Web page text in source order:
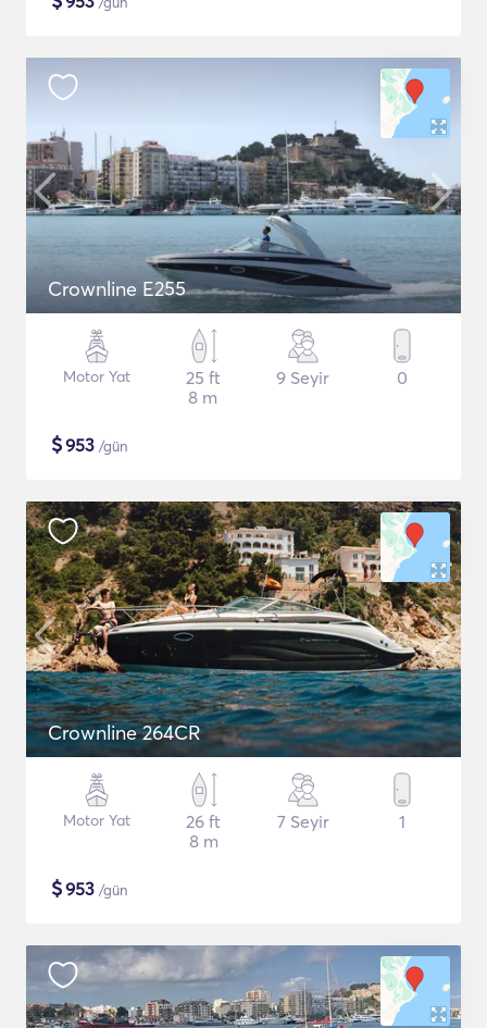
Crownline E255
Motor Yat
25 ft
8 m
9 Seyir 0
$953 /gün
Crownline 264CR
Motor Yat
26 ft
8 m
7 Seyir 1
$953 /gün